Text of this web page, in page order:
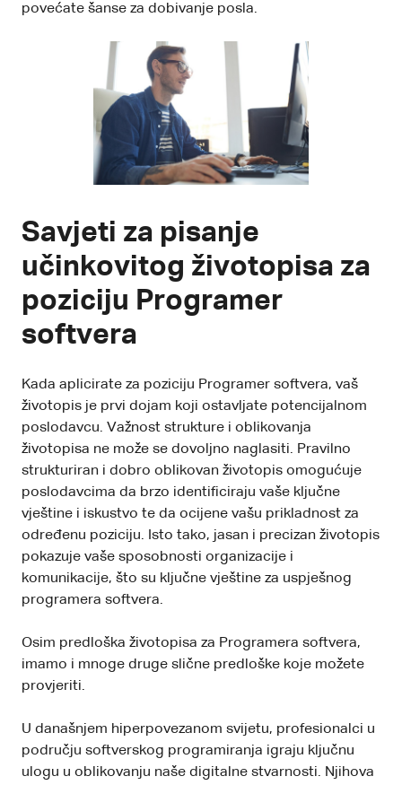
povećate šanse za dobivanje posla.
Savjeti za pisanje
učinkovitog životopisa za
poziciju Programer
softvera
Kada aplicirate za poziciju Programer softvera, vaš
životopis je prvi dojam koji ostavljate potencijalnom
poslodavcu. Važnost strukture i oblikovanja
životopisa ne može se dovoljno naglasiti. Pravilno
strukturiran i dobro oblikovan životopis omogućuje
poslodavcima da brzo identificiraju vaše ključne
vještine i iskustvo te da ocijene vašu prikladnost za
određenu poziciju. Isto tako, jasan i precizan životopis
pokazuje vaše sposobnosti organizacije i
komunikacije, što su ključne vještine za uspješnog
programera softvera.
Osim predloška životopisa za Programera softvera,
imamo i mnoge druge slične predloške koje možete
provjeriti.
U današnjem hiperpovezanom svijetu, profesionalci u
području softverskog programiranja igraju ključnu
ulogu u oblikovanju naše digitalne stvarnosti. Njihova